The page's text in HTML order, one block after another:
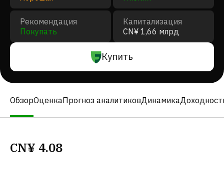
Рекомендация
Покупать
Капитализация
CN¥ 1,66 млрд
Купить
ОбзорОценкаПрогноз аналитиковДинамика
CN¥ 4.08